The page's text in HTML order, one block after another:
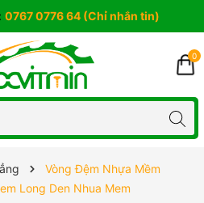
0767 0776 64 (Chỉ nhắn tin)
0
Vòng Đệm Nhựa Mềm
Long Den Nhua Mem